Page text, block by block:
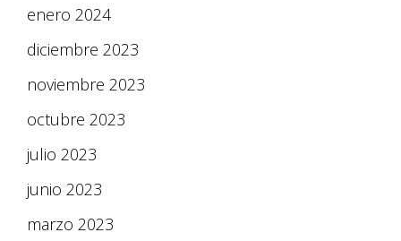
enero 2024
diciembre 2023
noviembre 2023
octubre 2023
julio 2023
junio 2023
marzo 2023